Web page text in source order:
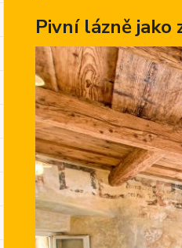
Pivní lázně